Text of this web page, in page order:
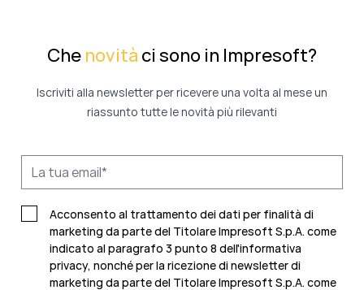
Che novità ci sono in Impresoft?
Iscriviti alla newsletter per ricevere una volta al mese un
riassunto tutte le novità più rilevanti
Acconsento al trattamento dei dati per finalità di
marketing da parte del Titolare Impresoft S.p.A. come
indicato al paragrafo 3 punto 8 dell'informativa
privacy, nonché per la ricezione di newsletter di
marketing da parte del Titolare Impresoft S.p.A. come